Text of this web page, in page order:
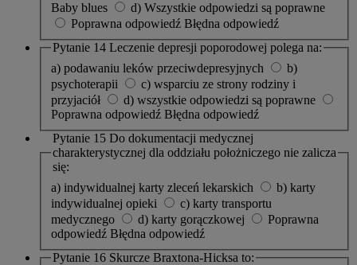
Baby blues
d) Wszystkie odpowiedzi są poprawne
Poprawna odpowiedź Błędna odpowiedź
Pytanie 14 Leczenie depresji poporodowej polega na:
a) podawaniu leków przeciwdepresyjnych
b)
psychoterapii
c) wsparciu ze strony rodziny i
przyjaciół
d) wszystkie odpowiedzi są poprawne
Poprawna odpowiedź Błędna odpowiedź
Pytanie 15 Do dokumentacji medycznej
charakterystycznej dla oddziału położniczego nie zalicza
się:
a) indywidualnej karty zleceń lekarskich
b) karty
indywidualnej opieki
c) karty transportu
medycznego
d) karty gorączkowej
Poprawna
odpowiedź Błędna odpowiedź
Pytanie 16 Skurcze Braxtona-Hicksa to: